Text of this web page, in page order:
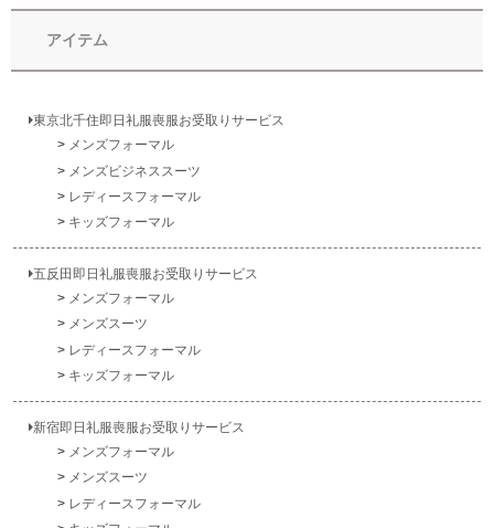
アイテム
東京北千住即日礼服喪服お受取りサービス
メンズフォーマル
メンズビジネススーツ
レディースフォーマル
キッズフォーマル
五反田即日礼服喪服お受取りサービス
メンズフォーマル
メンズスーツ
レディースフォーマル
キッズフォーマル
新宿即日礼服喪服お受取りサービス
メンズフォーマル
メンズスーツ
レディースフォーマル